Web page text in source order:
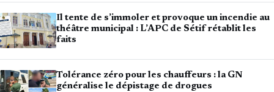
Il tente de s’immoler et provoque un incendie au
théâtre municipal : L’APC de Sétif rétablit les
faits
Tolérance zéro pour les chauffeurs : la GN
généralise le dépistage de drogues